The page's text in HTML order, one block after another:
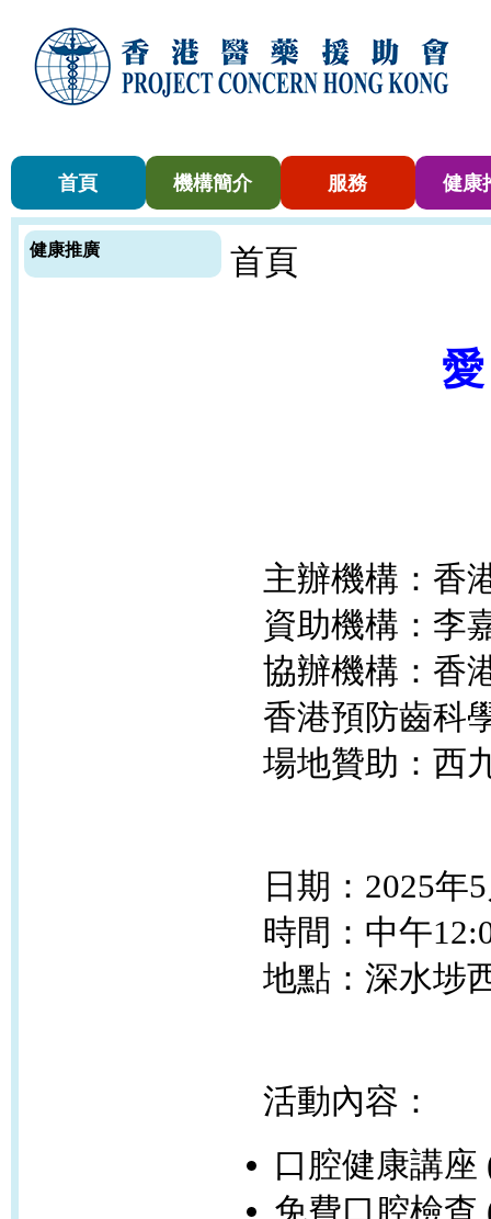
首頁 機構簡介 服務 健康
健康推廣 首頁
愛
主辦機構：香
資助機構：李
協辦機構：香
香港預防齒科
場地贊助：西
日期：2025年
時間：中午
地點：深水埗
活動內容：
口腔健康講座